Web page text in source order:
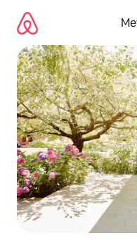
directement
contenu